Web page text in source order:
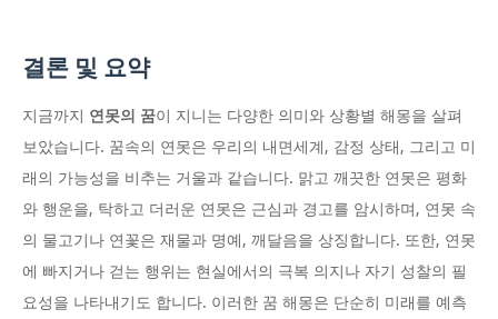
결론 및 요약
지금까지 연못의 꿈이 지니는 다양한 의미와 상황별 해몽을 살펴
보았습니다. 꿈속의 연못은 우리의 내면세계, 감정 상태, 그리고 미
래의 가능성을 비추는 거울과 같습니다. 맑고 깨끗한 연못은 평화
와 행운을, 탁하고 더러운 연못은 근심과 경고를 암시하며, 연못 속
의 물고기나 연꽃은 재물과 명예, 깨달음을 상징합니다. 또한, 연못
에 빠지거나 걷는 행위는 현실에서의 극복 의지나 자기 성찰의 필
요성을 나타내기도 합니다. 이러한 꿈 해몽은 단순히 미래를 예측